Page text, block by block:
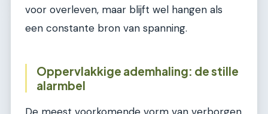
voor overleven, maar blijft wel hangen als
een constante bron van spanning.
Oppervlakkige ademhaling: de stille
alarmbel